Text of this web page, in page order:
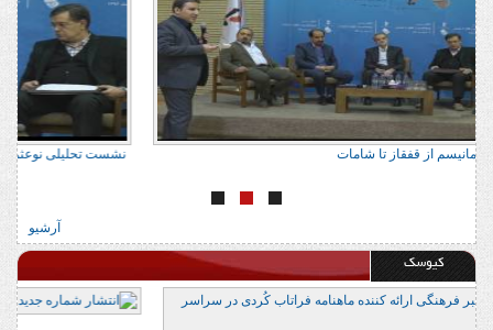
نشست تحلیلی نوعثمانیسم از قفقاز تا شامات
آرشیو
کیوسک